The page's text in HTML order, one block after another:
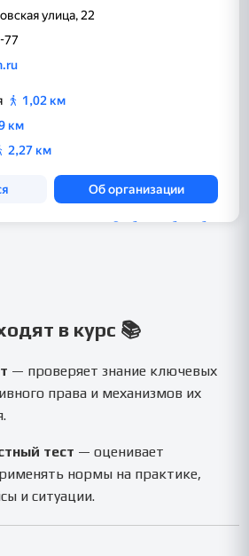
в курс 📚
— проверяет знание ключевых
права и механизмов их
тест — оценивает
нормы на практике,
и ситуации.